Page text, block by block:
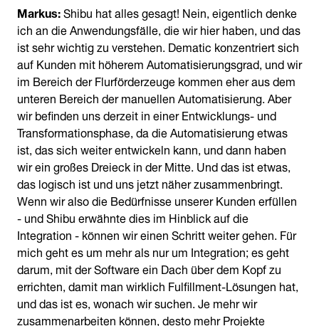
Markus:Shibu hat alles gesagt! Nein, eigentlich denke
ich an die Anwendungsfälle, die wir hier haben, und das
ist sehr wichtig zu verstehen. Dematic konzentriert sich
auf Kunden mit höherem Automatisierungsgrad, und wir
im Bereich der Flurförderzeuge kommen eher aus dem
unteren Bereich der manuellen Automatisierung. Aber
wir befinden uns derzeit in einer Entwicklungs- und
Transformationsphase, da die Automatisierung etwas
ist, das sich weiter entwickeln kann, und dann haben
wir ein großes Dreieck in der Mitte. Und das ist etwas,
das logisch ist und uns jetzt näher zusammenbringt.
Wenn wir also die Bedürfnisse unserer Kunden erfüllen
- und Shibu erwähnte dies im Hinblick auf die
Integration - können wir einen Schritt weiter gehen. Für
mich geht es um mehr als nur um Integration; es geht
darum, mit der Software ein Dach über dem Kopf zu
errichten, damit man wirklich Fulfillment-Lösungen hat,
und das ist es, wonach wir suchen. Je mehr wir
zusammenarbeiten können, desto mehr Projekte